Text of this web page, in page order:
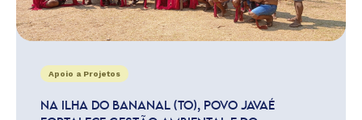
Apoio a Projetos
NA ILHA DO BANANAL (TO), POVO JAVAÉ